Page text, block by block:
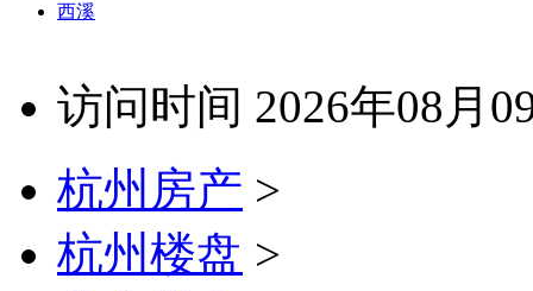
西溪
访问时间 2026年08月
杭州房产 >
杭州楼盘 >